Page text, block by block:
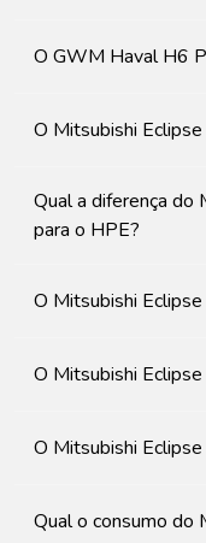
O GWM Haval H6
O Mitsubishi
Qual a diferença do
para o HPE?
O Mitsubishi
O Mitsubishi
O Mitsubishi
Qual o consumo do